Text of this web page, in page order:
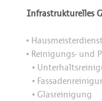
Infrastrukturelles
•
•Reinigungs- und
•
•
•Glasreinigung